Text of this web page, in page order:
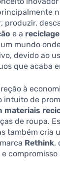
produzir,
e a
mundo
devido ao
que acaba
à
de
materiais
de roupa.
também cria
Rethink,